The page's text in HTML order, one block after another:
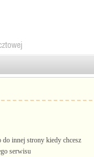
do innej strony kiedy chcesz
serwisu